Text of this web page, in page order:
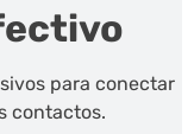
para conectar
contactos.